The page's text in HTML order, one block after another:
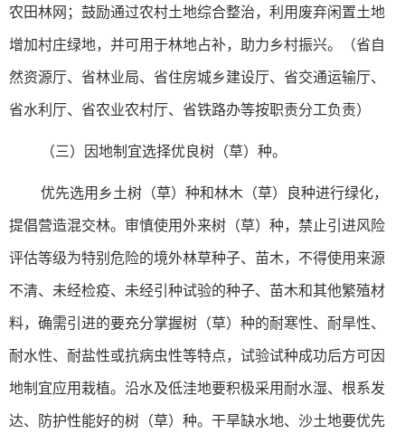
农田林网；鼓励通过农村土地综合整治，利用废弃闲置土地
增加村庄绿地，并可用于林地占补，助力乡村振兴。（省自
然资源厅、省林业局、省住房城乡建设厅、省交通运输厅、
省水利厅、省农业农村厅、省铁路办等按职责分工负责）
（三）因地制宜选择优良树（草）种。
优先选用乡土树（草）种和林木（草）良种进行绿化，
提倡营造混交林。审慎使用外来树（草）种，禁止引进风险
评估等级为特别危险的境外林草种子、苗木，不得使用来源
不清、未经检疫、未经引种试验的种子、苗木和其他繁殖材
料，确需引进的要充分掌握树（草）种的耐寒性、耐旱性、
耐水性、耐盐性或抗病虫性等特点，试验试种成功后方可因
地制宜应用栽植。沿水及低洼地要积极采用耐水湿、根系发
达、防护性能好的树（草）种。干旱缺水地、沙土地要优先